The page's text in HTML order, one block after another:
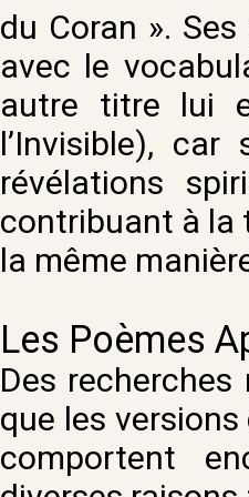
du Coran ».
avec le
autre titre lui
l’Invisible),
révélations
contribuant à la
la même
Les Poèmes
Des
que les
comportent